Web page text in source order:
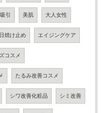
引 美肌 大人女性
焼け止め エイジングケア
コスメ
たるみ改善コスメ
シワ改善化粧品 シミ改善